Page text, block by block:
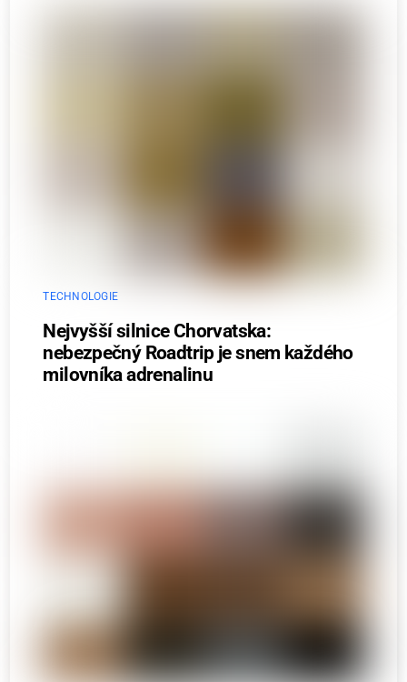
TECHNOLOGIE
Nejvyšší silnice Chorvatska:
nebezpečný Roadtrip je snem každého
milovníka adrenalinu